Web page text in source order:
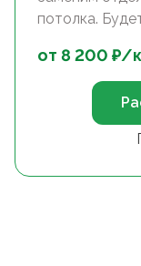
потолка.
от 8 200 ₽/